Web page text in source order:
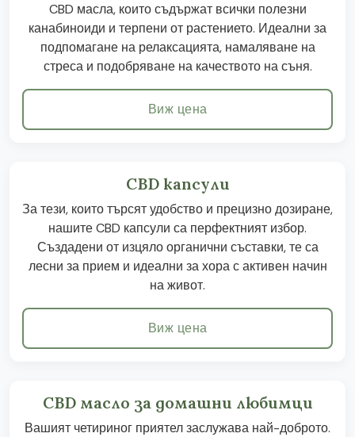
CBD масла, които съдържат всички полезни
канабиноиди и терпени от растението. Идеални за
подпомагане на релаксацията, намаляване на
стреса и подобряване на качеството на съня.
Виж цена
CBD капсули
За тези, които търсят удобство и прецизно дозиране,
нашите CBD капсули са перфектният избор.
Създадени от изцяло органични съставки, те са
лесни за прием и идеални за хора с активен начин
на живот.
Виж цена
CBD масло за домашни любимци
Вашият четириног приятел заслужава най-доброто.